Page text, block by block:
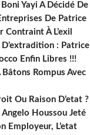
Yayi A Décidé De
De Patrice
Contraint À L’exil
D’extradition : Patrice
Enfin Libres !!!
Rompus Avec
Ou Raison D’etat ?
Angelo Houssou Jeté
Employeur, L’etat